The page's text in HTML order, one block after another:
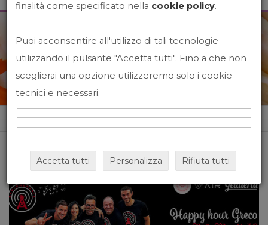
News&Events
Home News&events
finalità come specificato nella cookie policy.
Puoi acconsentire all'utilizzo di tali tecnologie
utilizzando il pulsante "Accetta tutti". Fino a che non
sceglierai una opzione utilizzeremo solo i cookie
tecnici e necessari.
Accetta tutti Personalizza Rifiuta tutti